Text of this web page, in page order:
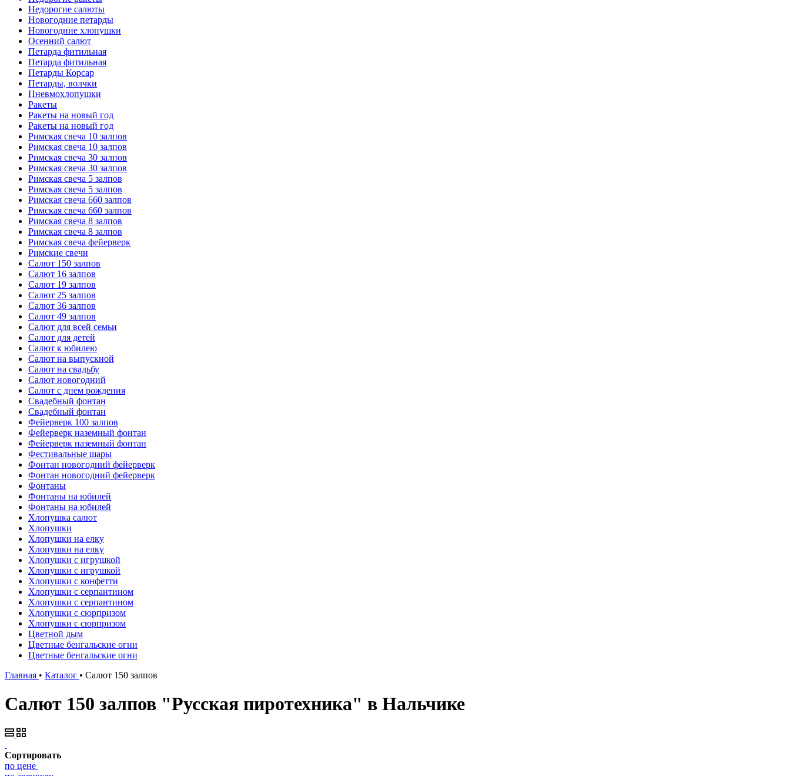
Недорогие салюты
Новогодние петарды
Новогодние хлопушки
Осенний салют
Петарда фитильная
Петарда фитильная
Петарды Корсар
Петарды, волчки
Пневмохлопушки
Ракеты
Ракеты на новый год
Ракеты на новый год
Римская свеча 10 залпов
Римская свеча 10 залпов
Римская свеча 30 залпов
Римская свеча 30 залпов
Римская свеча 5 залпов
Римская свеча 5 залпов
Римская свеча 660 залпов
Римская свеча 660 залпов
Римская свеча 8 залпов
Римская свеча 8 залпов
Римская свеча фейерверк
Римские свечи
Салют 150 залпов
Салют 16 залпов
Салют 19 залпов
Салют 25 залпов
Салют 36 залпов
Салют 49 залпов
Салют для всей семьи
Салют для детей
Салют к юбилею
Салют на выпускной
Салют на свадьбу
Салют новогодний
Салют с днем рождения
Свадебный фонтан
Свадебный фонтан
Фейерверк 100 залпов
Фейерверк наземный фонтан
Фейерверк наземный фонтан
Фестивальные шары
Фонтан новогодний фейерверк
Фонтан новогодний фейерверк
Фонтаны
Фонтаны на юбилей
Фонтаны на юбилей
Хлопушка салют
Хлопушки
Хлопушки на елку
Хлопушки на елку
Хлопушки с игрушкой
Хлопушки с игрушкой
Хлопушки с конфетти
Хлопушки с серпантином
Хлопушки с серпантином
Хлопушки с сюрпризом
Хлопушки с сюрпризом
Цветной дым
Цветные бенгальские огни
Цветные бенгальские огни
Главная • Каталог • Салют 150 залпов
Салют 150 залпов "Русская пиротехника" в Нальчике
Сортировать
по цене